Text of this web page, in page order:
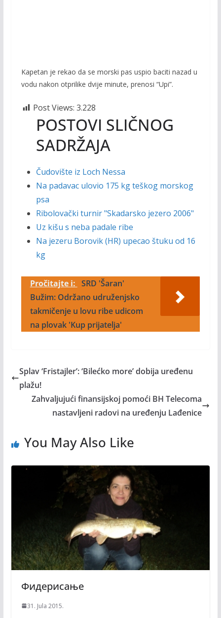
Kapetan je rekao da se morski pas uspio baciti nazad u
vodu nakon otprilike dvije minute, prenosi “Upi”.
Post Views: 3.228
POSTOVI SLIČNOG
SADRŽAJA
Čudovište iz Loch Nessa
Na padavac ulovio 175 kg teškog morskog
psa
Ribolovački turnir "Skadarsko jezero 2006"
Uz kišu s neba padale ribe
Na jezeru Borovik (HR) upecao štuku od 16
kg
Pročitajte i: SRD 'Šaran'
Bužim: Održano udruženjsko
takmičenje u lovu ribe udicom
na plovak 'Kup prijatelja'
Splav ‘Fristajler’: ‘Bilećko more’ dobija uređenu
plažu!
Zahvaljujući finansijskoj pomoći BH Telecoma
nastavljeni radovi na uređenju Lađenice
You May Also Like
Фидерисање
31. Jula 2015.